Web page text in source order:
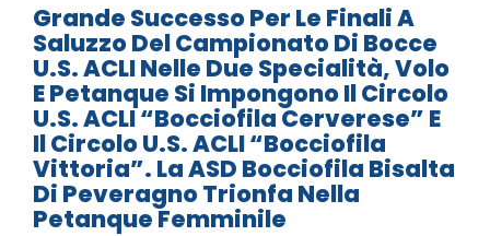
Grande Successo Per Le Finali A
Saluzzo Del Campionato Di Bocce
U.S. ACLI Nelle Due Specialità, Volo
E Petanque Si Impongono Il Circolo
U.S. ACLI “Bocciofila Cerverese” E
Il Circolo U.S. ACLI “Bocciofila
Vittoria”. La ASD Bocciofila Bisalta
Di Peveragno Trionfa Nella
Petanque Femminile